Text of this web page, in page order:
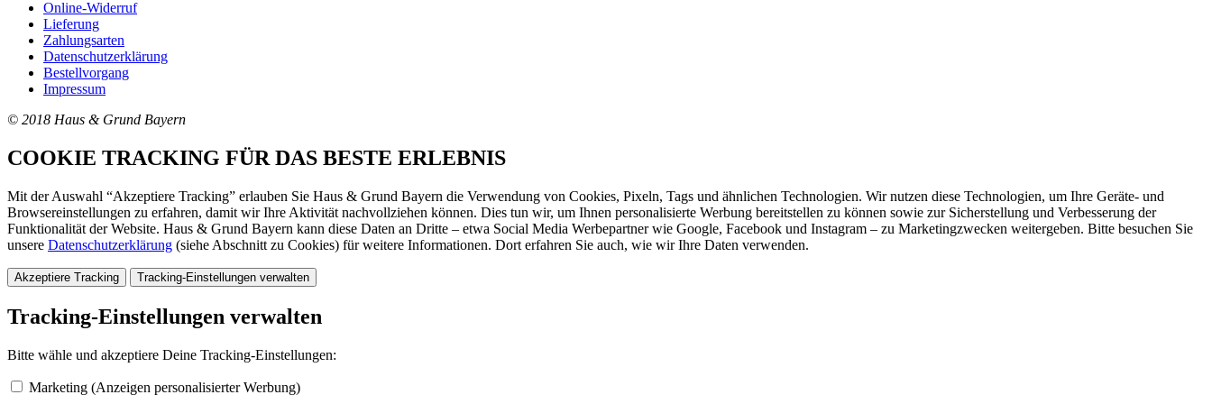
Online-Widerruf
Lieferung
Zahlungsarten
Datenschutzerklärung
Bestellvorgang
Impressum
© 2018 Haus & Grund Bayern
COOKIE TRACKING FÜR DAS BESTE ERLEBNIS
Mit der Auswahl “Akzeptiere Tracking” erlauben Sie Haus & Grund Bayern die Verwendung von Cookies, Pixeln, Tags und ähnlichen Technologien. Wir nutzen diese Technologien, um Ihre Geräte- und
Browsereinstellungen zu erfahren, damit wir Ihre Aktivität nachvollziehen können. Dies tun wir, um Ihnen personalisierte Werbung bereitstellen zu können sowie zur Sicherstellung und Verbesserung der
Funktionalität der Website. Haus & Grund Bayern kann diese Daten an Dritte – etwa Social Media Werbepartner wie Google, Facebook und Instagram – zu Marketingzwecken weitergeben. Bitte besuchen Sie
unsere Datenschutzerklärung (siehe Abschnitt zu Cookies) für weitere Informationen. Dort erfahren Sie auch, wie wir Ihre Daten verwenden.
Akzeptiere Tracking Tracking-Einstellungen verwalten
Tracking-Einstellungen verwalten
Bitte wähle und akzeptiere Deine Tracking-Einstellungen:
Marketing (Anzeigen personalisierter Werbung)